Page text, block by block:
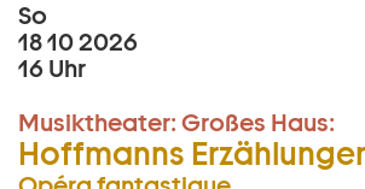
So
18 10 2026
16 Uhr
Musiktheater: Großes Haus:
Hoffmanns